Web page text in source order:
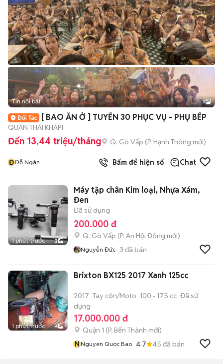
Tin nổi bật 3
[ BAO ĂN Ở ] TUYỂN 30 PHỤC VỤ - PHỤ BẾP
QUÁN THÁI KHAPI
Đến 13,44 triệu/tháng Q. Gò Vấp (P. Hạnh Thông mới)
ĐĐỗ Ngân Bấm để hiện số Chat
1 phút trước 2
Máy tập chân Kim loại, Nhựa Xám,
Đen
Đã sử dụng
200.000 đ
Q. Gò Vấp (P. An Hội Đông mới)
Nguyễn Đức 3 đã bán
1 phút trước 4
Brixton BX125 2017 Xanh 125cc
2017 Tay côn/Moto 100 - 175 cc Đã sử
dụng
17.000.000 đ
Quận 1 (P. Bến Thành mới)
NNguyen Quoc Bao 4.7 45 đã bán